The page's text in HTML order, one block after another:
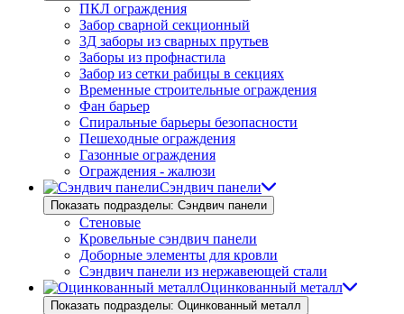
ПКЛ ограждения
Забор сварной секционный
3Д заборы из сварных прутьев
Заборы из профнастила
Забор из сетки рабицы в секциях
Временные строительные ограждения
Фан барьер
Спиральные барьеры безопасности
Пешеходные ограждения
Газонные ограждения
Ограждения - жалюзи
Сэндвич панели
Показать подразделы: Сэндвич панели
Стеновые
Кровельные сэндвич панели
Доборные элементы для кровли
Сэндвич панели из нержавеющей стали
Оцинкованный металл
Показать подразделы: Оцинкованный металл